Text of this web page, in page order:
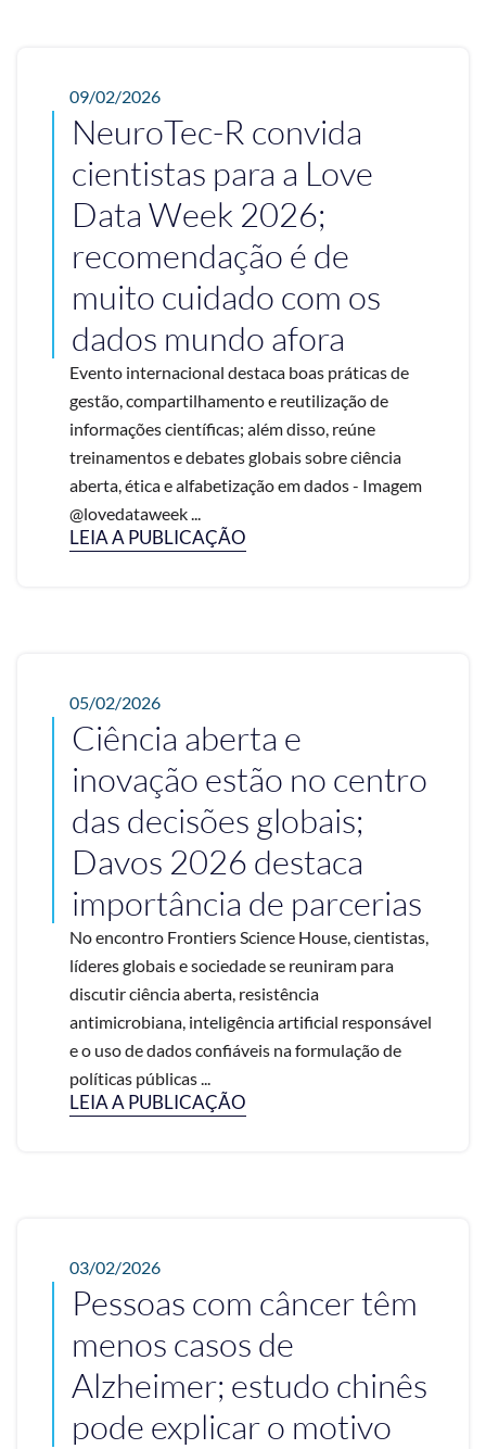
09/02/2026
NeuroTec-R convida
cientistas para a Love
Data Week 2026;
recomendação é de
muito cuidado com os
dados mundo afora
Evento internacional destaca boas práticas de
gestão, compartilhamento e reutilização de
informações científicas; além disso, reúne
treinamentos e debates globais sobre ciência
aberta, ética e alfabetização em dados - Imagem
@lovedataweek ...
LEIA A PUBLICAÇÃO
05/02/2026
Ciência aberta e
inovação estão no centro
das decisões globais;
Davos 2026 destaca
importância de parcerias
No encontro Frontiers Science House, cientistas,
líderes globais e sociedade se reuniram para
discutir ciência aberta, resistência
antimicrobiana, inteligência artificial responsável
e o uso de dados confiáveis na formulação de
políticas públicas ...
LEIA A PUBLICAÇÃO
03/02/2026
Pessoas com câncer têm
menos casos de
Alzheimer; estudo chinês
pode explicar o motivo